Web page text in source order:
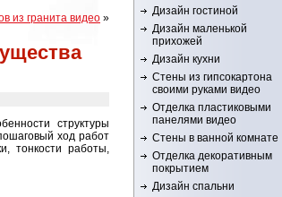
из гранита видео »
структуры
ход работ
тонкости работы,
Дизайн гостиной
Дизайн маленькой
прихожей
Дизайн кухни
Стены из гипсокартона
своими руками видео
Отделка пластиковыми
панелями видео
Стены в ванной комнате
Отделка декоративным
покрытием
Дизайн спальни